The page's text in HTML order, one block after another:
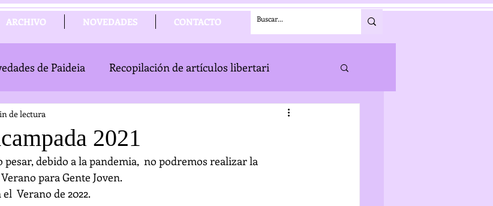
ARCHIVO NOVEDADES CONTACTO
de Paideia Recopilación de artículos libertari
2021
de lectura
debido a la pandemia,  no podremos realizar la
para Gente Joven.
Verano de 2022.